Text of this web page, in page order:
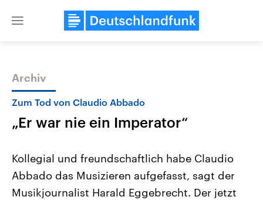
Close
Themen
Archiv
Zum Tod von Claudio Abbado
„Er war nie ein Imperator“
Kollegial und freundschaftlich habe Claudio
Abbado das Musizieren aufgefasst, sagt der
Musikjournalist Harald Eggebrecht. Der jetzt